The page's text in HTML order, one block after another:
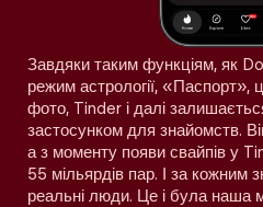
Завдяки таким функціям, як
режим астрології, «Паспорт»,
фото, Tinder і далі
застосунком для знайомств.
а з моменту появи свайпів у
55 мільярдів пар. І за кожним
реальні люди. Це і була наша